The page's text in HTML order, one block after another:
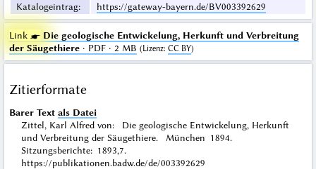
Katalogeintrag: https://gateway-bayern.de/BV003392629
Link ☛ Die geologische Entwickelung, Herkunft und Verbreitung
der Säugethiere· PDF · 2 MB (Lizenz: CC BY)
Zitierformate
Barer Text als Datei
Zittel, Karl Alfred von: Die geologische Entwickelung, Herkunft
und Verbreitung der Säugethiere. München 1894.
Sitzungsberichte: 1893,7.
https://publikationen.badw.de/de/003392629